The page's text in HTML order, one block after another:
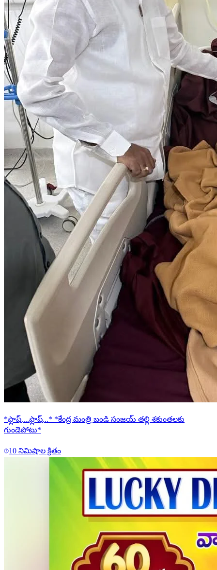
*ఫ్లాష్....ఫ్లాష్...* *కేంద్ర మంత్రి బండి సంజయ్ తల్లి శకుంతలకు
గుండెపోటు*
10 నిమిషాల క్రితం